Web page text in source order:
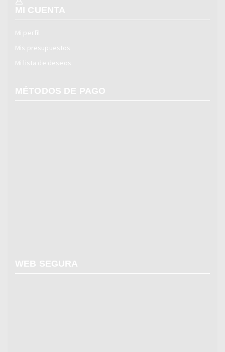
MI CUENTA
Mi perfil
Mis presupuestos
Mi lista de deseos
MÉTODOS DE PAGO
WEB SEGURA